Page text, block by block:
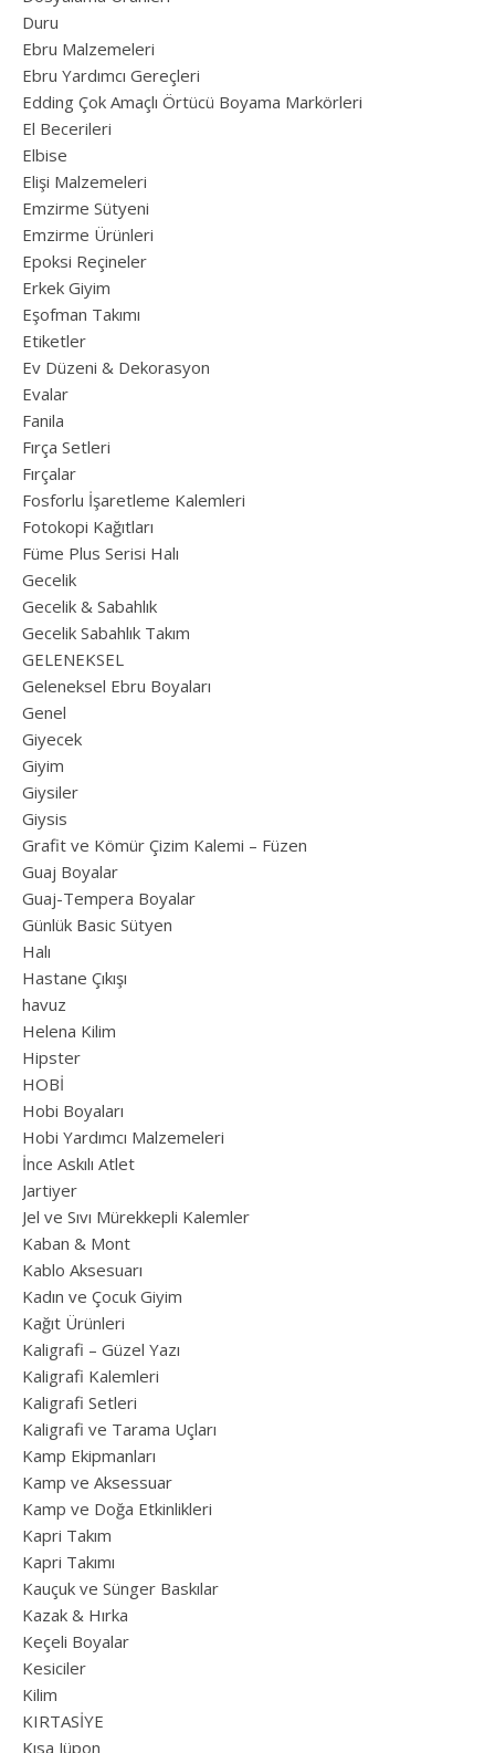
Duru
Ebru Malzemeleri
Ebru Yardımcı Gereçleri
Edding Çok Amaçlı Örtücü Boyama Markörleri
El Becerileri
Elbise
Elişi Malzemeleri
Emzirme Sütyeni
Emzirme Ürünleri
Epoksi Reçineler
Erkek Giyim
Eşofman Takımı
Etiketler
Ev Düzeni & Dekorasyon
Evalar
Fanila
Fırça Setleri
Fırçalar
Fosforlu İşaretleme Kalemleri
Fotokopi Kağıtları
Füme Plus Serisi Halı
Gecelik
Gecelik & Sabahlık
Gecelik Sabahlık Takım
GELENEKSEL
Geleneksel Ebru Boyaları
Genel
Giyecek
Giyim
Giysiler
Giysis
Grafit ve Kömür Çizim Kalemi – Füzen
Guaj Boyalar
Guaj-Tempera Boyalar
Günlük Basic Sütyen
Halı
Hastane Çıkışı
havuz
Helena Kilim
Hipster
HOBİ
Hobi Boyaları
Hobi Yardımcı Malzemeleri
İnce Askılı Atlet
Jartiyer
Jel ve Sıvı Mürekkepli Kalemler
Kaban & Mont
Kablo Aksesuarı
Kadın ve Çocuk Giyim
Kağıt Ürünleri
Kaligrafi – Güzel Yazı
Kaligrafi Kalemleri
Kaligrafi Setleri
Kaligrafi ve Tarama Uçları
Kamp Ekipmanları
Kamp ve Aksessuar
Kamp ve Doğa Etkinlikleri
Kapri Takım
Kapri Takımı
Kauçuk ve Sünger Baskılar
Kazak & Hırka
Keçeli Boyalar
Kesiciler
Kilim
KIRTASİYE
Kısa Jüpon